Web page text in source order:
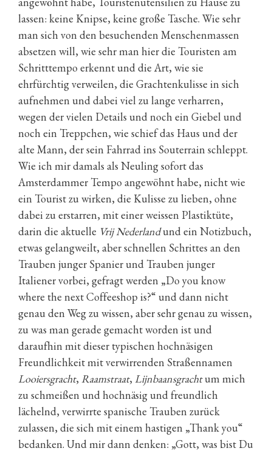
lassen: keine Knipse, keine große Tasche. Wie sehr
man sich von den besuchenden Menschenmassen
absetzen will, wie sehr man hier die Touristen am
Schritttempo erkennt und die Art, wie sie
ehrfürchtig verweilen, die Grachtenkulisse in sich
aufnehmen und dabei viel zu lange verharren,
wegen der vielen Details und noch ein Giebel und
noch ein Treppchen, wie schief das Haus und der
alte Mann, der sein Fahrrad ins Souterrain schleppt.
Wie ich mir damals als Neuling sofort das
Amsterdammer Tempo angewöhnt habe, nicht wie
ein Tourist zu wirken, die Kulisse zu lieben, ohne
dabei zu erstarren, mit einer weissen Plastiktüte,
darin die aktuelle Vrij Nederlandund ein Notizbuch,
etwas gelangweilt, aber schnellen Schrittes an den
Trauben junger Spanier und Trauben junger
Italiener vorbei, gefragt werden „Do you know
where the next Coffeeshop is?“ und dann nicht
genau den Weg zu wissen, aber sehr genau zu wissen,
zu was man gerade gemacht worden ist und
daraufhin mit dieser typischen hochnäsigen
Freundlichkeit mit verwirrenden Straßennamen
Looiersgracht, Raamstraat, Lijnbaansgrachtum mich
zu schmeißen und hochnäsig und freundlich
lächelnd, verwirrte spanische Trauben zurück
zulassen, die sich mit einem hastigen „Thank you“
bedanken. Und mir dann denken: „Gott, was bist Du